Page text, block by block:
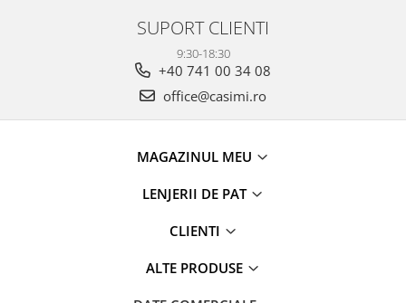
SUPORT CLIENTI
9:30-18:30
+40 741 00 34 08
office@casimi.ro
MAGAZINUL MEU
LENJERII DE PAT
CLIENTI
ALTE PRODUSE